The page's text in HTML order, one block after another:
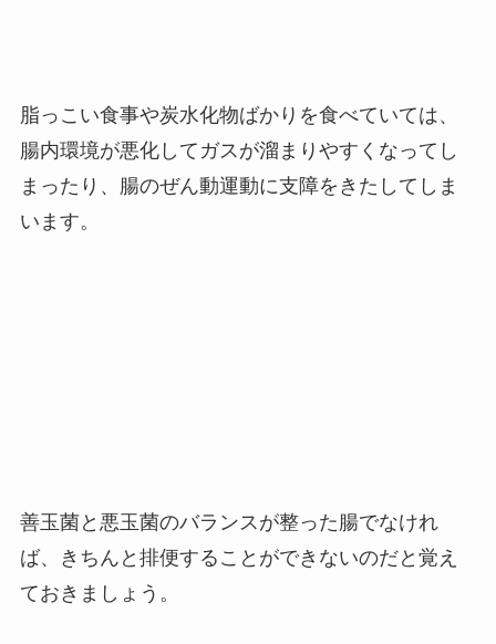
脂っこい食事や炭水化物ばかりを食べていては、
腸内環境が悪化してガスが溜まりやすくなってし
まったり、腸のぜん動運動に支障をきたしてしま
います。
善玉菌と悪玉菌のバランスが整った腸でなけれ
ば、きちんと排便することができないのだと覚え
ておきましょう。